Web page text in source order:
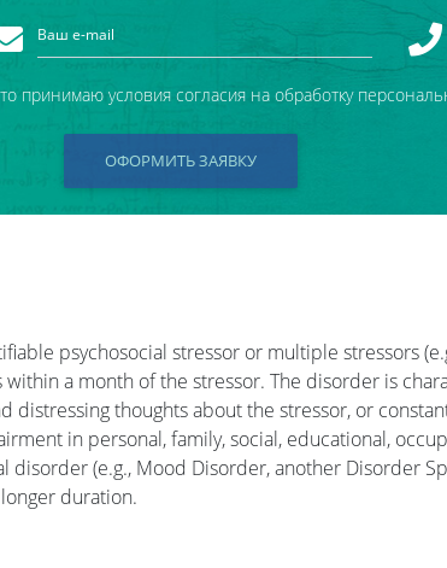
принимаю условия согласия на обработку
ОФОРМИТЬ ЗАЯВКУ
psychosocial stressor or multiple stressors
a month of the stressor. The disorder is
distressing thoughts about the stressor, or
in personal, family, social, educational,
(e.g., Mood Disorder, another Disorder
duration.